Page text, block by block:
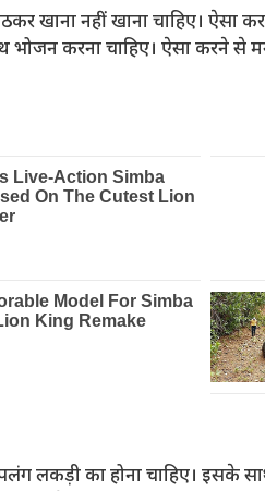
बैठकर खाना नहीं खाना चाहिए।
भोजन करना चाहिए। ऐसा करने
लकड़ी का होना चाहिए। इसके